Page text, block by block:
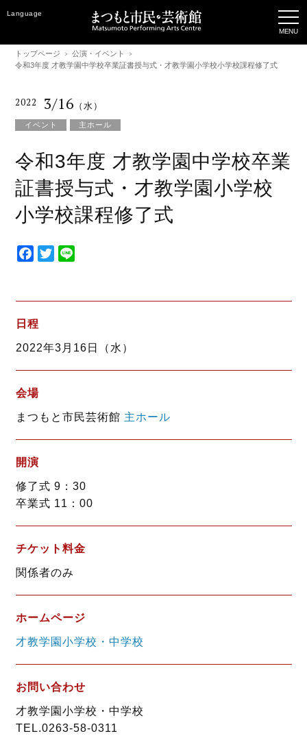
Language
トップページ
公演・イベント
令和3年度 才教学園中学校卒業証書授与式・才教学園小学校小学校課程修了式
2022 3/16 （水）
イベント 主ホール
令和3年度 才教学園中学校卒業
証書授与式・才教学園小学校
小学校課程修了式
F
e
b
o
k
T
t
r
e
日程
2022年3月16日（水）
会場
まつもと市民芸術館 主ホール
開演
修了式 9：30
卒業式 11：00
チケット料金
関係者のみ
ホームページ
才教学園小学校・中学校
お問い合わせ
才教学園小学校・中学校
TEL.0263-58-0311